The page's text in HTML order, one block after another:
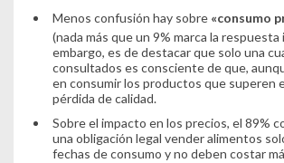
Menos confusión hay sobre «consumo
(nada más que un 9% marca la
embargo, es de destacar que solo una
consultados es consciente de que,
en consumir los productos que superen
pérdida de calidad.
Sobre el impacto en los precios, el 89%
una obligación legal vender alimentos
fechas de consumo y no deben costar